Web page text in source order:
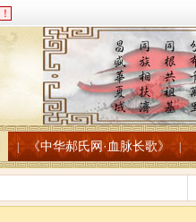
《中华郝氏网·血脉长歌》